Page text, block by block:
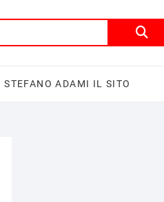
STEFANO ADAMI IL SITO